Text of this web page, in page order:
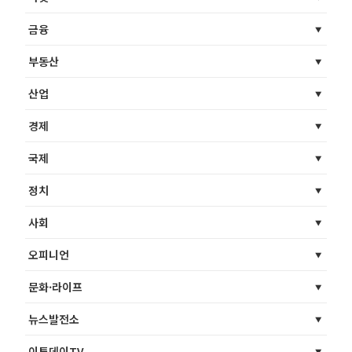
금융
부동산
산업
경제
국제
정치
사회
오피니언
문화·라이프
뉴스발전소